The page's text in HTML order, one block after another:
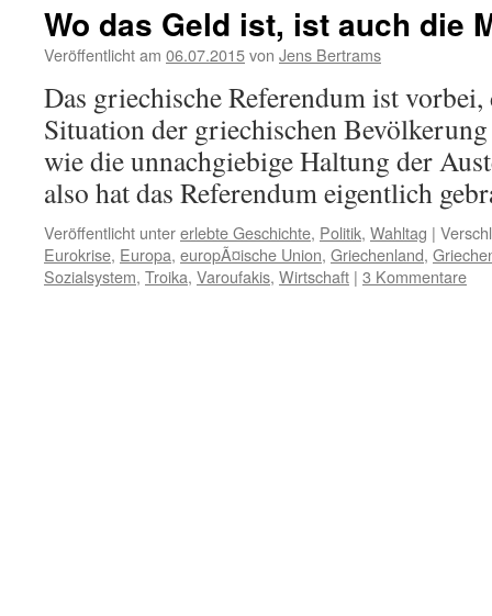
Wo das Geld ist, ist auch die
Veröffentlicht am 06.07.2015von Jens Bertrams
Das griechische Referendum ist
Situation der griechischen
wie die unnachgiebige Haltung der
also hat das Referendum eigentlich
Veröffentlicht untererlebte Geschichte, Politik, Wahltag |
Eurokrise, Europa, europÃ¤ische Union, Griechenland,
Sozialsystem, Troika, Varoufakis, Wirtschaft | 3 Kommentare